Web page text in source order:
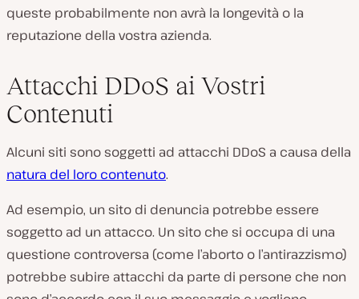
queste probabilmente non avrà la longevità o la
reputazione della vostra azienda.
Attacchi DDoS ai Vostri
Contenuti
Alcuni siti sono soggetti ad attacchi DDoS a causa della
natura del loro contenuto.
Ad esempio, un sito di denuncia potrebbe essere
soggetto ad un attacco. Un sito che si occupa di una
questione controversa (come l’aborto o l’antirazzismo)
potrebbe subire attacchi da parte di persone che non